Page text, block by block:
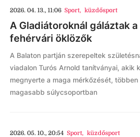
2026. 04. 13., 11:06 Sport, küzdősport
A Gladiátoroknál gáláztak a
fehérvári öklözők
A Balaton partján szerepeltek
viadalon Turós Arnold tanítványai, akik
megnyerte a maga mérkőzését, többen
magasabb súlycsoportban
2026. 05. 10., 20:54 Sport, küzdősport